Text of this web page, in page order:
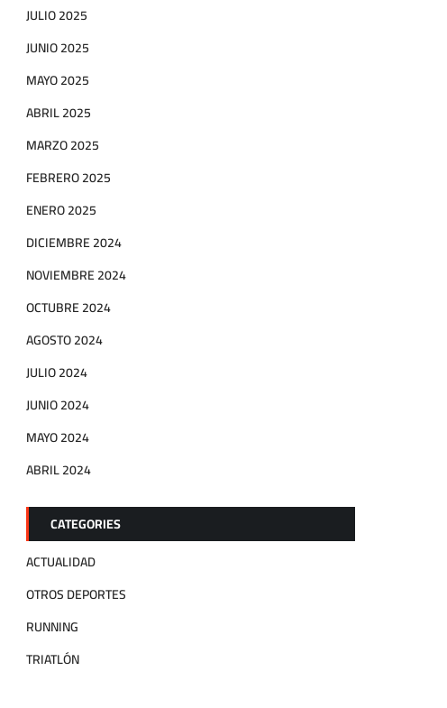
JULIO 2025
JUNIO 2025
MAYO 2025
ABRIL 2025
MARZO 2025
FEBRERO 2025
ENERO 2025
DICIEMBRE 2024
NOVIEMBRE 2024
OCTUBRE 2024
AGOSTO 2024
JULIO 2024
JUNIO 2024
MAYO 2024
ABRIL 2024
CATEGORIES
ACTUALIDAD
OTROS DEPORTES
RUNNING
TRIATLÓN